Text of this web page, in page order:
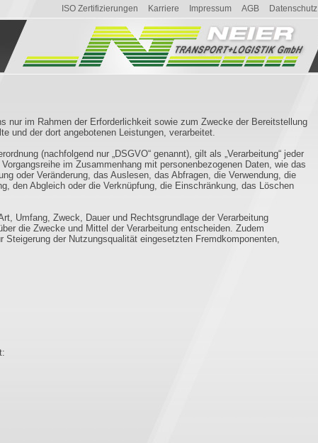
ISO Zertifizierungen Karriere Impressum AGB Datenschutz
nur im Rahmen der Erforderlichkeit sowie zum Zwecke der Bereitstellung
und der dort angebotenen Leistungen, verarbeitet.
(nachfolgend nur „DSGVO“ genannt), gilt als „Verarbeitung“ jeder
im Zusammenhang mit personenbezogenen Daten, wie das
oder Veränderung, das Auslesen, das Abfragen, die Verwendung, die
den Abgleich oder die Verknüpfung, die Einschränkung, das Löschen
Umfang, Zweck, Dauer und Rechtsgrundlage der Verarbeitung
die Zwecke und Mittel der Verarbeitung entscheiden. Zudem
der Nutzungsqualität eingesetzten Fremdkomponenten,